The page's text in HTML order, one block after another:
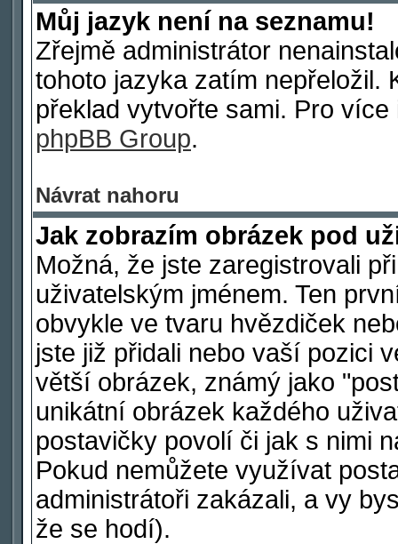
Můj jazyk není na seznamu!
Zřejmě administrátor
tohoto jazyka zatím nepřeložil.
překlad vytvořte sami. Pro
phpBB Group.
Návrat nahoru
Jak zobrazím obrázek pod
Možná, že jste zaregistrovali
uživatelským jménem. Ten
obvykle ve tvaru hvězdiček
jste již přidali nebo vaší pozici
větší obrázek, známý jako
unikátní obrázek každého
postavičky povolí či jak s nimi
Pokud nemůžete využívat
administrátoři zakázali, a vy
že se hodí).